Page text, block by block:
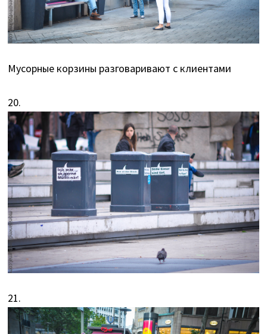
Мусорные корзины разговаривают с клиентами
20.
21.